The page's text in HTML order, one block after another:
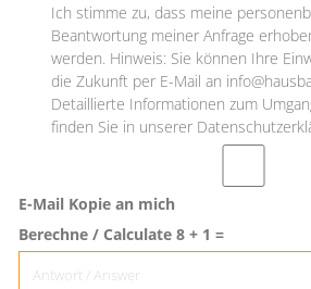
Ich stimme zu, dass meine
Beantwortung meiner Anfrage
werden. Hinweis: Sie können Ihre
die Zukunft per E-Mail an
Detaillierte Informationen zum
finden Sie in unserer
E-Mail Kopie an mich
Berechne / Calculate 8 + 1 =